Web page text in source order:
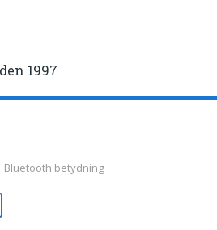
1997
Bluetooth betydning